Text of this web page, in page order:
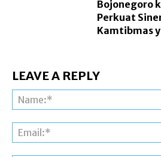
Bojonegoro
Perkuat
Kamtibmas
LEAVE A REPLY